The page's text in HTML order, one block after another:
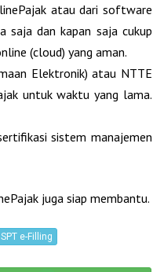
atau dari software
saja dan kapan saja cukup
(cloud) yang aman.
Elektronik) atau NTTE
untuk waktu yang lama.
sistem manajemen
juga siap membantu.
e-Filling